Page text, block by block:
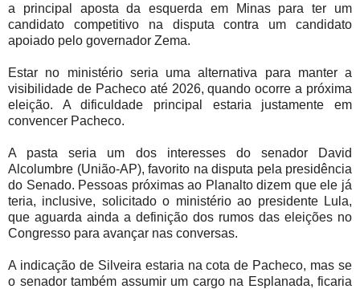
a principal aposta da esquerda em Minas para ter um
candidato competitivo na disputa contra um candidato
apoiado pelo governador Zema.
Estar no ministério seria uma alternativa para manter a
visibilidade de Pacheco até 2026, quando ocorre a próxima
eleição. A dificuldade principal estaria justamente em
convencer Pacheco.
A pasta seria um dos interesses do senador David
Alcolumbre (União-AP), favorito na disputa pela presidência
do Senado. Pessoas próximas ao Planalto dizem que ele já
teria, inclusive, solicitado o ministério ao presidente Lula,
que aguarda ainda a definição dos rumos das eleições no
Congresso para avançar nas conversas.
A indicação de Silveira estaria na cota de Pacheco, mas se
o senador também assumir um cargo na Esplanada, ficaria